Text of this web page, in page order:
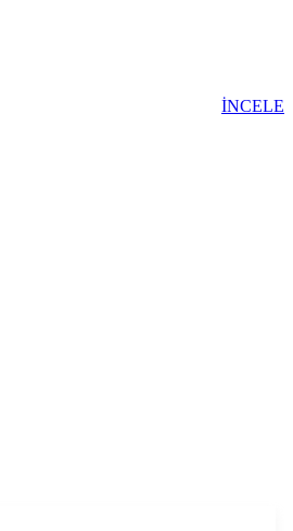
İNCELE